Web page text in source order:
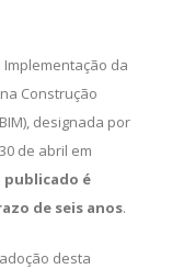
Implementação da
Construção
designada por
de abril em
publicado é
de seis anos.
desta